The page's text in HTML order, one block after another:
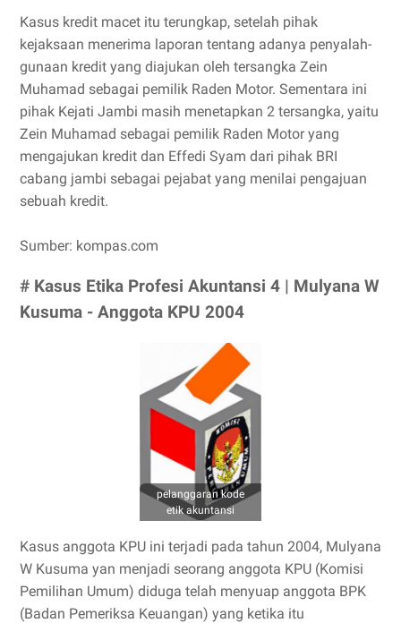
Kasus kredit macet itu terungkap, setelah pihak
kejaksaan menerima laporan tentang adanya penyalah-
gunaan kredit yang diajukan oleh tersangka Zein
Muhamad sebagai pemilik Raden Motor. Sementara ini
pihak Kejati Jambi masih menetapkan 2 tersangka, yaitu
Zein Muhamad sebagai pemilik Raden Motor yang
mengajukan kredit dan Effedi Syam dari pihak BRI
cabang jambi sebagai pejabat yang menilai pengajuan
sebuah kredit.
Sumber: kompas.com
# Kasus Etika Profesi Akuntansi 4 | Mulyana W
Kusuma - Anggota KPU 2004
pelanggaran kode
etik akuntansi
Kasus anggota KPU ini terjadi pada tahun 2004, Mulyana
W Kusuma yan menjadi seorang anggota KPU (Komisi
Pemilihan Umum) diduga telah menyuap anggota BPK
(Badan Pemeriksa Keuangan) yang ketika itu